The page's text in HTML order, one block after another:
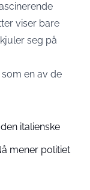
viser bare
seg på
en av de
italienske
mener politiet